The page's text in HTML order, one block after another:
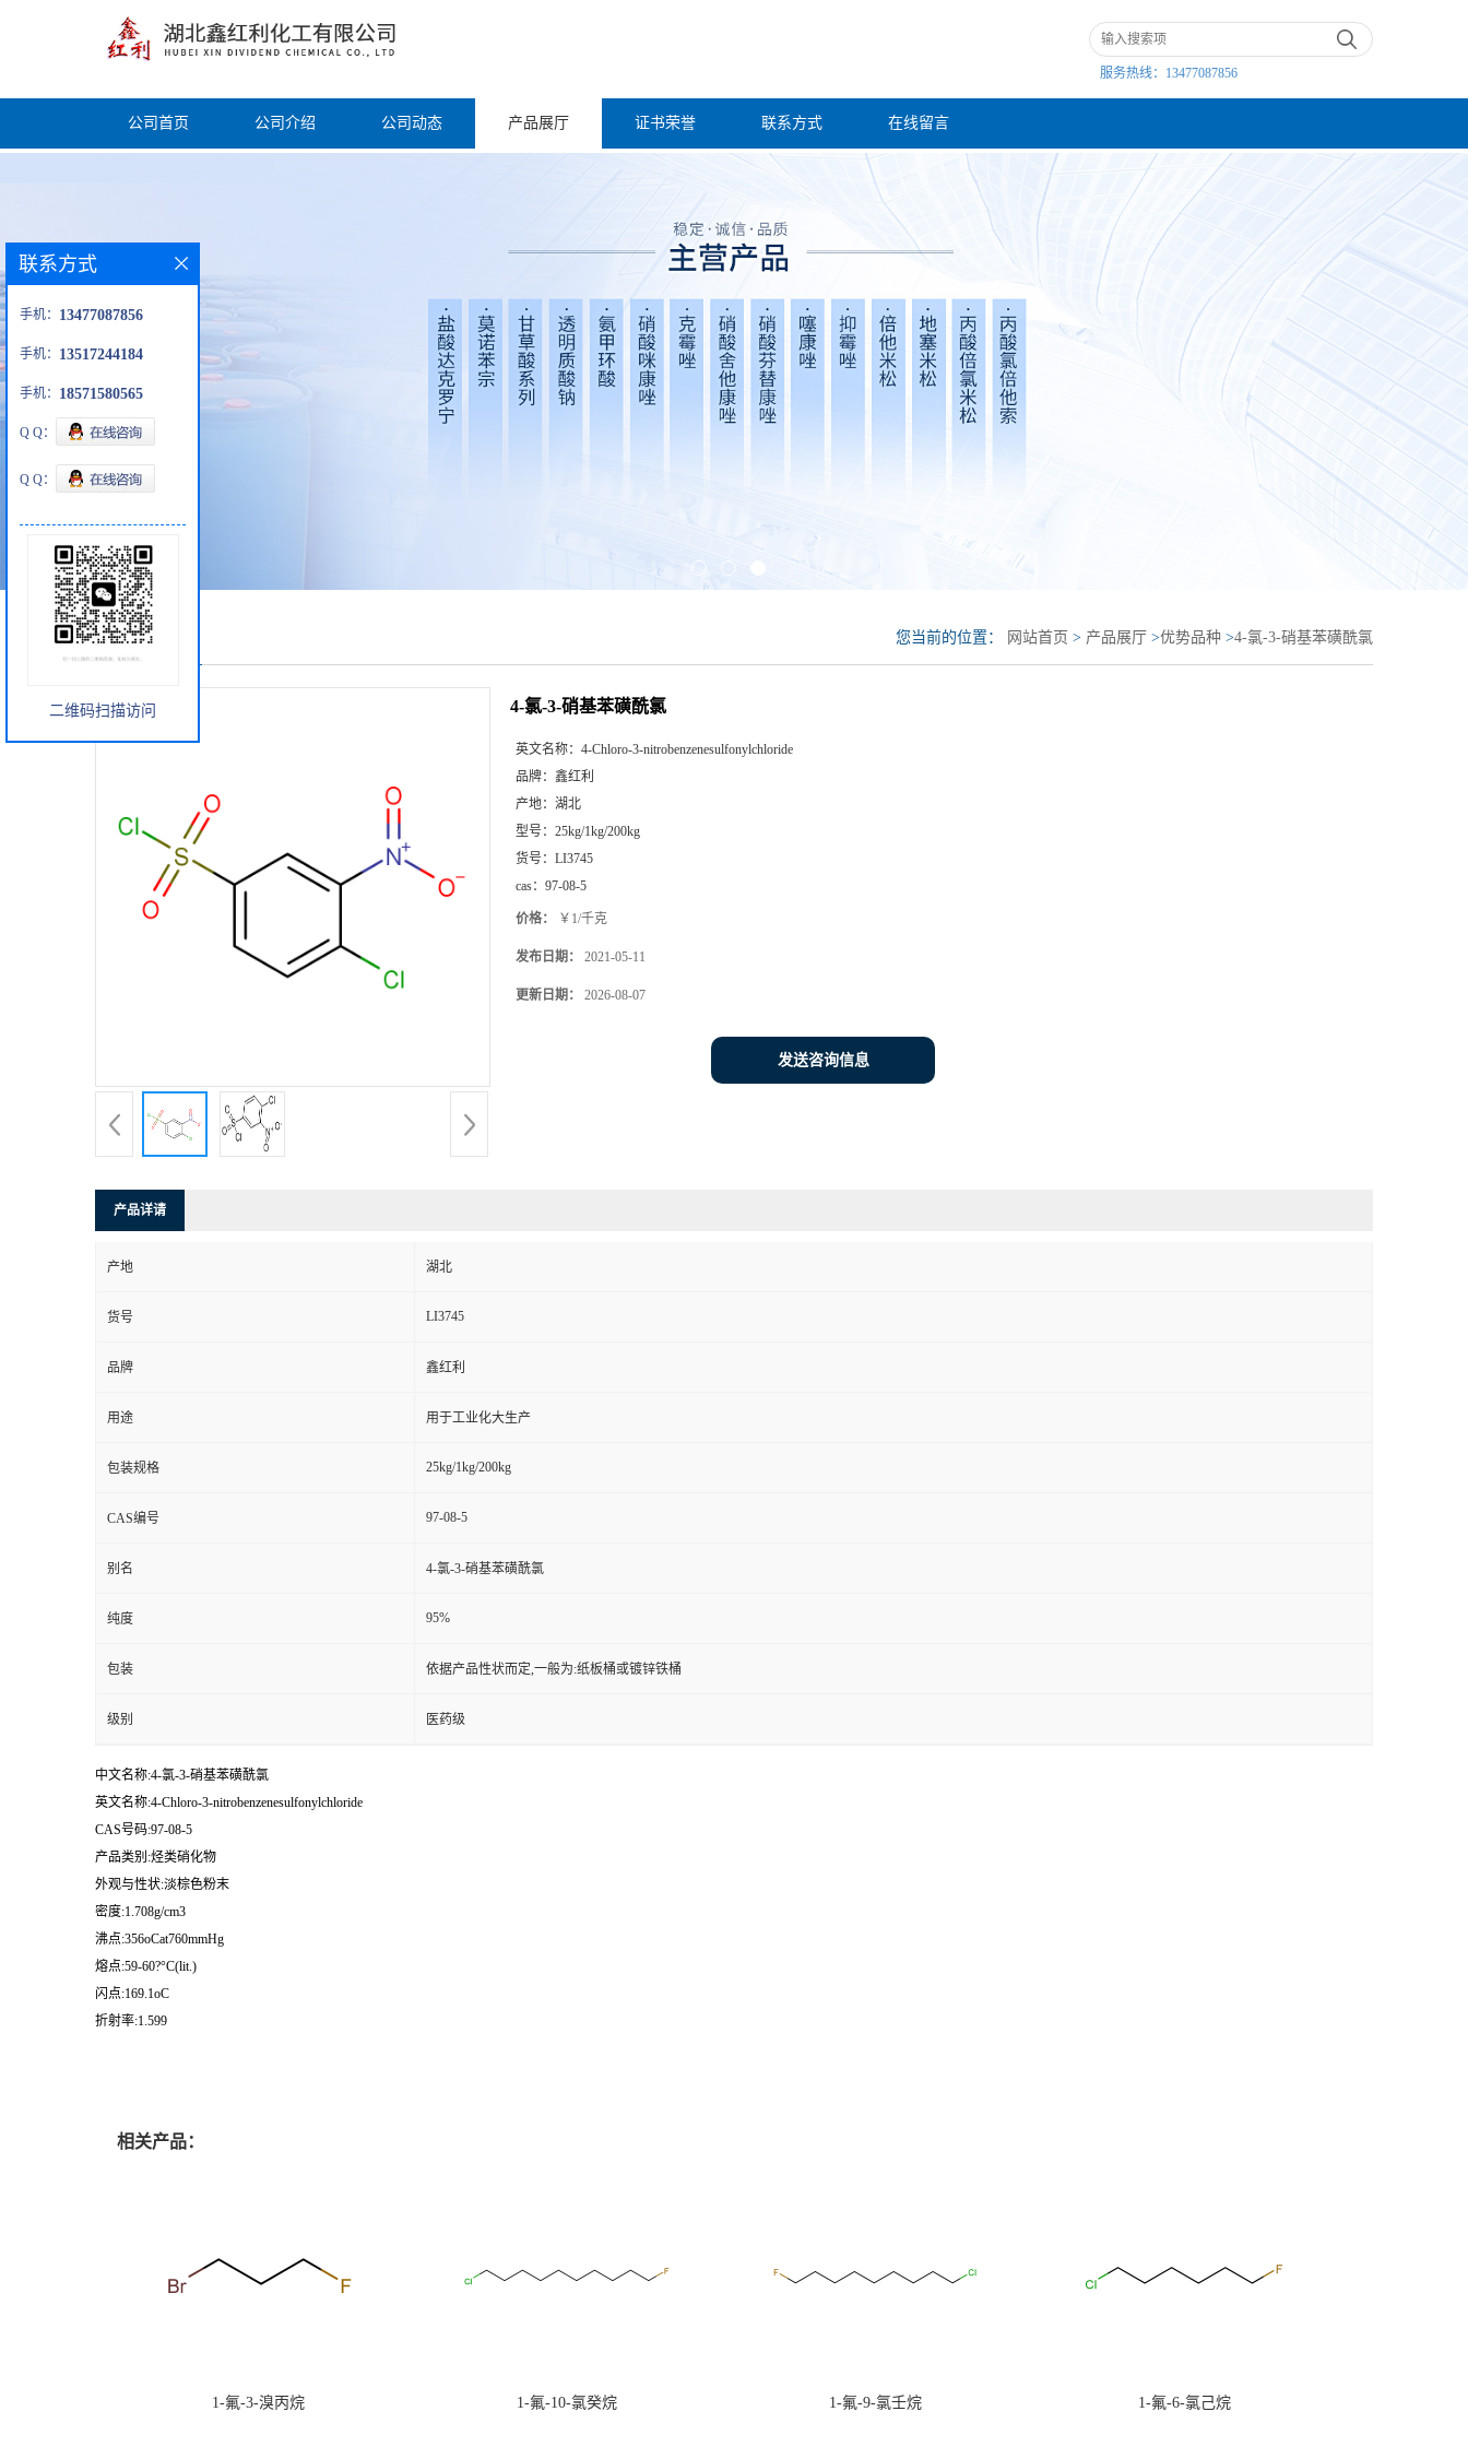
服务热线： 13477087856
公司首页 公司介绍 公司动态 产品展厅 证书荣誉 联系方式 在线留言
产品展厅 您当前的位置： 网站首页 > 产品展厅 >优势品种 >4-氯-3-硝基苯磺酰氯
4-氯-3-硝基苯磺酰氯
英文名称： 4-Chloro-3-nitrobenzenesulfonylchloride
品牌： 鑫红利
产地： 湖北
型号： 25kg/1kg/200kg
货号： LI3745
cas： 97-08-5
价格： ￥1/千克
发布日期： 2021-05-11
更新日期： 2026-08-07
发送咨询信息
产品详请
产地 湖北
货号 LI3745
品牌 鑫红利
用途 用于工业化大生产
包装规格 25kg/1kg/200kg
CAS编号 97-08-5
别名 4-氯-3-硝基苯磺酰氯
纯度 95%
包装 依据产品性状而定,一般为:纸板桶或镀锌铁桶
级别 医药级
中文名称:4-氯-3-硝基苯磺酰氯
英文名称:4-Chloro-3-nitrobenzenesulfonylchloride
CAS号码:97-08-5
产品类别:烃类硝化物
外观与性状:淡棕色粉末
密度:1.708g/cm3
沸点:356oCat760mmHg
熔点:59-60?°C(lit.)
闪点:169.1oC
折射率:1.599
相关产品：
1-氟-3-溴丙烷 1-氟-10-氯癸烷 1-氟-9-氯壬烷 1-氟-6-氯己烷
联系方式
手机： 13477087856
手机： 13517244184
手机： 18571580565
Q Q：
Q Q：
二维码扫描访问